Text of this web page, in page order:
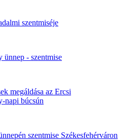
szentmiséje
ünnep - szentmise
megáldása az Ercsi
napi búcsún
szentmise Székesfehérváron